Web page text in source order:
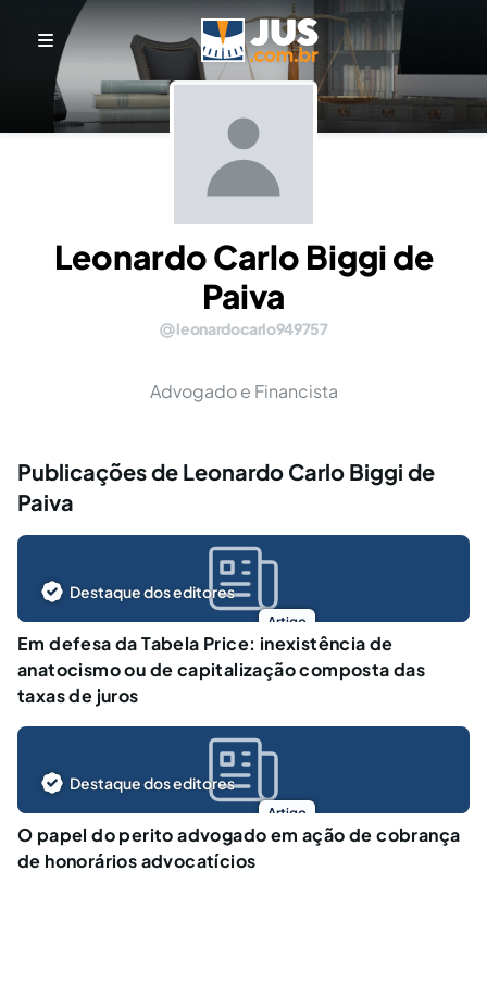
Leonardo Carlo Biggi de
Paiva
leonardocarlo949757
Advogado e Financista
Publicações de Leonardo Carlo Biggi de
Paiva
Artigo
Destaque dos editores
Em defesa da Tabela Price: inexistência de
anatocismo ou de capitalização composta das
taxas de juros
Artigo
Destaque dos editores
O papel do perito advogado em ação de cobrança
de honorários advocatícios